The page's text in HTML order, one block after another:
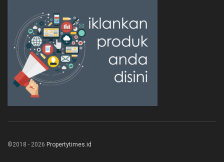
©2018 - 2026 Propertytimes.id